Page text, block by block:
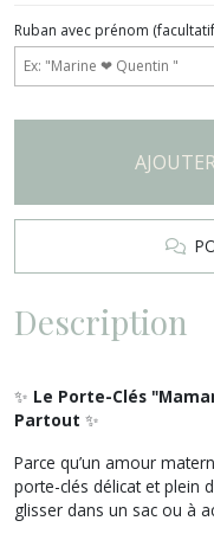
Ruban avec prénom
Description
✨ Le Porte-Clés
Partout ✨
Parce qu’un amour
porte-clés délicat et plein
glisser dans un sac ou à